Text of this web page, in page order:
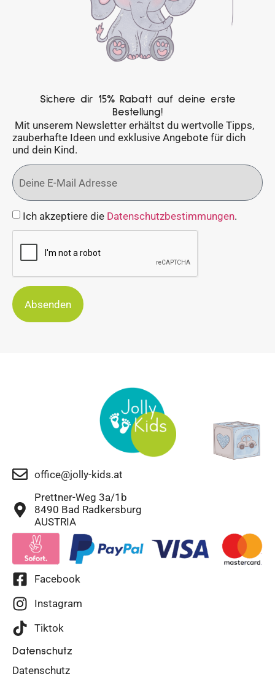
Sichere dir 15% Rabatt auf deine erste
Bestellung!
Mit unserem Newsletter erhältst du wertvolle Tipps,
zauberhafte Ideen und exklusive Angebote für dich
und dein Kind.
Ich akzeptiere die Datenschutzbestimmungen.
Absenden
office@jolly-kids.at
Prettner-Weg 3a/1b
8490 Bad Radkersburg
AUSTRIA
Facebook
Instagram
Tiktok
Datenschutz
Datenschutz